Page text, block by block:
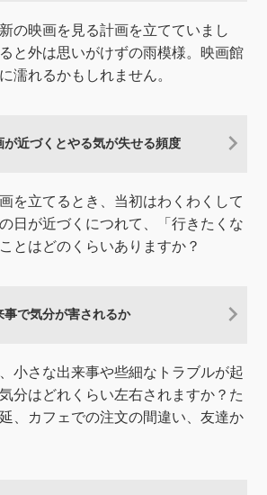
の映画を見る計画を立てていまし
と外は思いがけずの雨模様。映画館
濡れるかもしれません。
が近づくとやる気が失せる頻度
を立てるとき、当初はわくわくして
日が近づくにつれて、「行きたくな
とはどのくらいありますか？
事で気分が害されるか
小さな出来事や些細なトラブルが起
分はどれくらい左右されますか？た
、カフェでの注文の間違い、友達か